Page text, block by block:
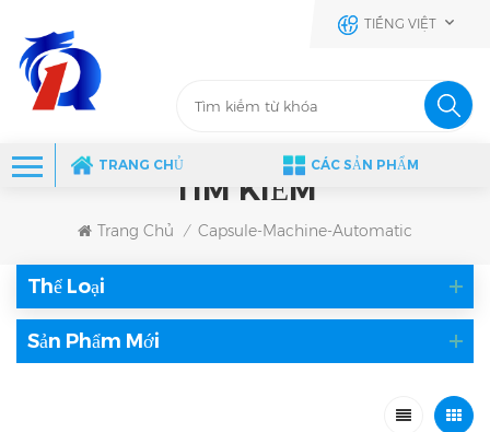
TIẾNG VIỆT
TRANG CHỦ CÁC SẢN PHẨM
TÌM KIẾM
Trang Chủ / Capsule-Machine-Automatic
Thể Loại
Sản Phẩm Mới